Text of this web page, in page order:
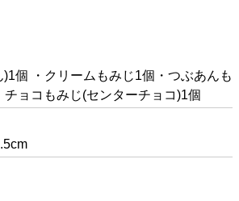
)1個 ・クリームもみじ1個・つぶあんも
ョコもみじ(センターチョコ)1個